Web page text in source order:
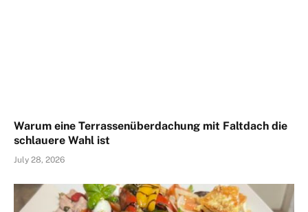
Warum eine Terrassenüberdachung mit Faltdach die
schlauere Wahl ist
July 28, 2026